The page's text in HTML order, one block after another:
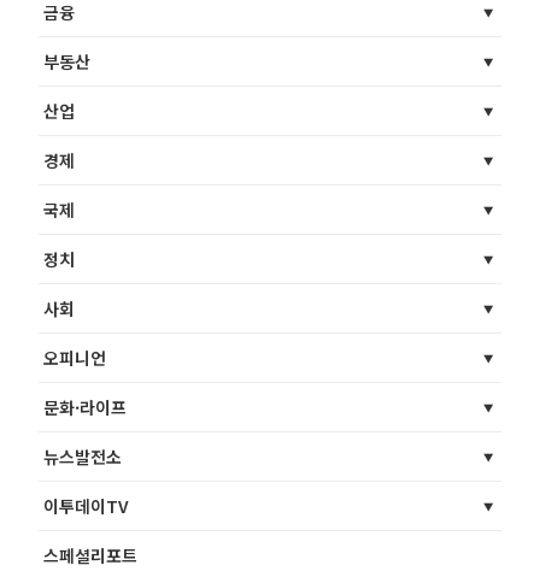
금융
부동산
산업
경제
국제
정치
사회
오피니언
문화·라이프
뉴스발전소
이투데이TV
스페셜리포트